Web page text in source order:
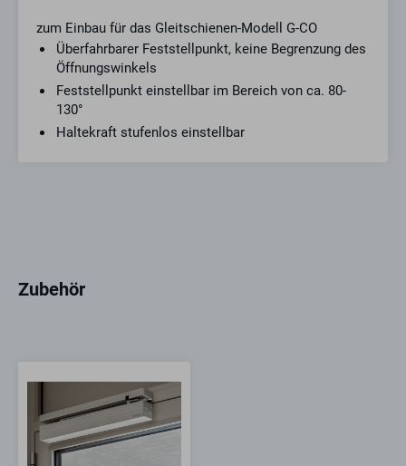
zum Einbau für das Gleitschienen-Modell G-CO
Überfahrbarer Feststellpunkt, keine Begrenzung des
Öffnungswinkels
Feststellpunkt einstellbar im Bereich von ca. 80-
130°
Haltekraft stufenlos einstellbar
Zubehör